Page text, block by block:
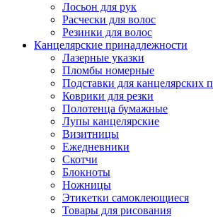
Лосьон для рук
Расчески для волос
Резинки для волос
Канцелярские принадлежности
Лазерные указки
Пломбы номерные
Подставки для канцелярских
Коврики для резки
Полотенца бумажные
Лупы канцелярские
Визитницы
Ежедневники
Скотчи
Блокноты
Ножницы
Этикетки самоклеющиеся
Товары для рисования